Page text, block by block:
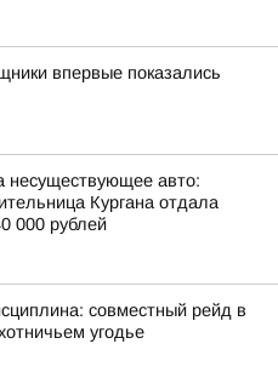
впервые показались
несуществующее авто:
Кургана отдала
000 рублей
совместный рейд в
угодье